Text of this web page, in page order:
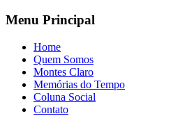
Menu Principal
Home
Quem Somos
Montes Claro
Memórias do Tempo
Coluna Social
Contato